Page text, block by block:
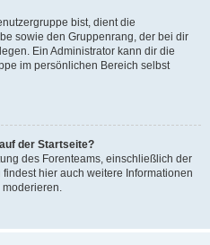
bist, dient die
sowie den Gruppenrang, der bei dir
Ein Administrator kann dir die
im persönlichen Bereich selbst
der Startseite?
des Forenteams, einschließlich der
hier auch weitere Informationen